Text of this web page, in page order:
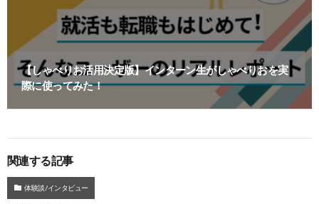
【しゃべりお活用決定版】インターン生がしゃべりおを実
際に使ってみた！
関連する記事
体験談/インタビュー